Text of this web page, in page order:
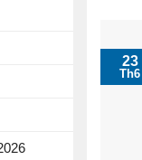
23
Th6